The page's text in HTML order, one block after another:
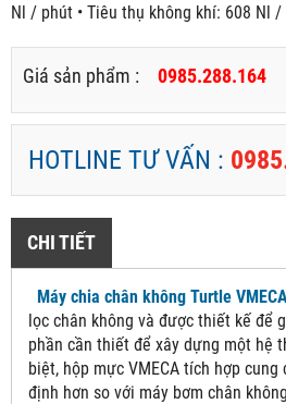
Nl / phút • Tiêu thụ không khí: 608 Nl
Giá sản phẩm : 0985.288.164
HOTLINE TƯ VẤN :
CHI TIẾT
Máy chia chân không Turtle VMECA
lọc chân không và được thiết kế để
phần cần thiết để xây dựng một hệ
biệt, hộp mực VMECA tích hợp cung
định hơn so với máy bơm chân